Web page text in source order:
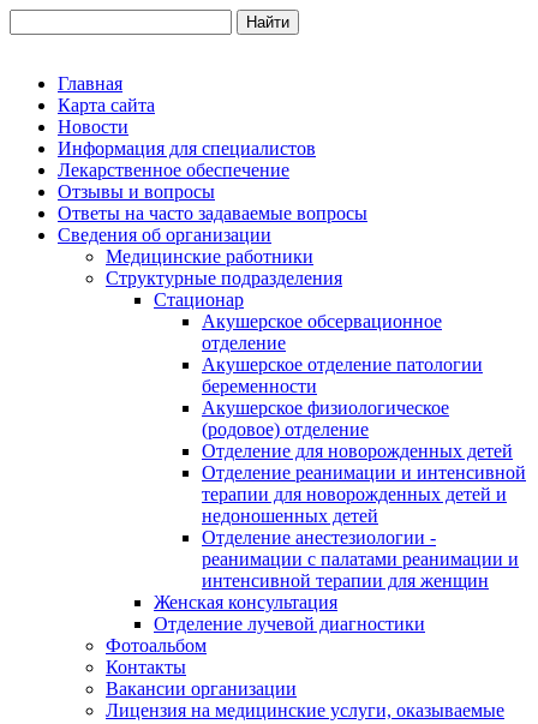
Главная
Карта сайта
Новости
Информация для специалистов
Лекарственное обеспечение
Отзывы и вопросы
Ответы на часто задаваемые вопросы
Сведения об организации
Медицинские работники
Структурные подразделения
Стационар
Акушерское обсервационное
отделение
Акушерское отделение патологии
беременности
Акушерское физиологическое
(родовое) отделение
Отделение для новорожденных детей
Отделение реанимации и интенсивной
терапии для новорожденных детей и
недоношенных детей
Отделение анестезиологии -
реанимации с палатами реанимации и
интенсивной терапии для женщин
Женская консультация
Отделение лучевой диагностики
Фотоальбом
Контакты
Вакансии организации
Лицензия на медицинские услуги, оказываемые